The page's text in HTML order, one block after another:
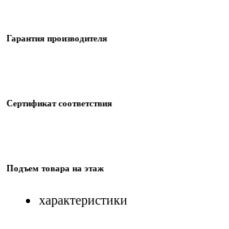
Гарантия производителя
Сертификат соответствия
Подъем товара на этаж
характеристики